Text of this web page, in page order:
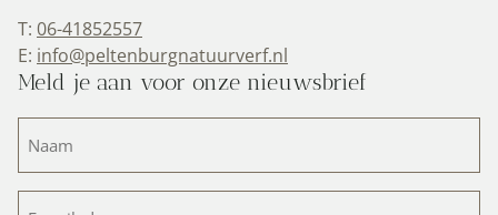
T: 06-41852557
E: info@peltenburgnatuurverf.nl
Meld je aan voor onze nieuwsbrief
(Vereist)